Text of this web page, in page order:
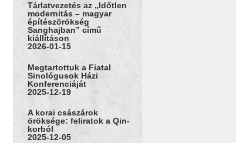
Tárlatvezetés az „Időtlen
modernitás – magyar
építészörökség
Sanghajban” című
kiállításon
2026-01-15
Megtartottuk a Fiatal
Sinológusok Házi
Konferenciáját
2025-12-19
A korai császárok
öröksége: feliratok a Qin-
korból
2025-12-05